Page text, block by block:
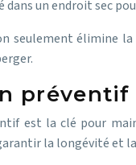
dans un endroit sec
seulement élimine
est la clé pour
la longévité et